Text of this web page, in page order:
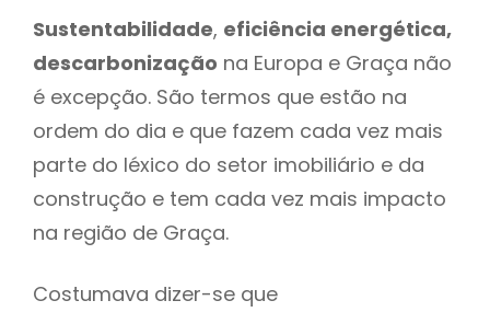
Sustentabilidade, eficiência energética,
descarbonização na Europa e Graça não
é excepção. São termos que estão na
ordem do dia e que fazem cada vez mais
parte do léxico do setor imobiliário e da
construção e tem cada vez mais impacto
na região de Graça.
Costumava dizer-se que